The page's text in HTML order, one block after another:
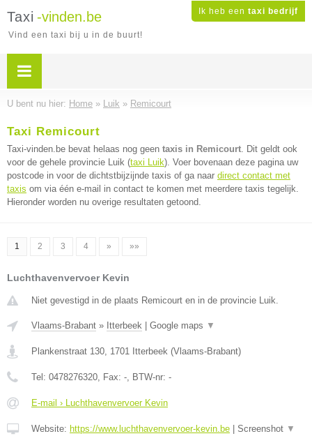
Ik heb een taxi bedrijf
Taxi -vinden.be
Vind een taxi bij u in de buurt!
U bent nu hier: Home » Luik » Remicourt
Taxi Remicourt
Taxi-vinden.be bevat helaas nog geen taxis in Remicourt. Dit geldt ook
voor de gehele provincie Luik (taxi Luik). Voer bovenaan deze pagina uw
postcode in voor de dichtstbijzijnde taxis of ga naar direct contact met
taxis om via één e-mail in contact te komen met meerdere taxis tegelijk.
Hieronder worden nu overige resultaten getoond.
1 2 3 4 » »»
Luchthavenvervoer Kevin
Niet gevestigd in de plaats Remicourt en in de provincie Luik.
Vlaams-Brabant » Itterbeek Google maps ▼
Plankenstraat 130, 1701 Itterbeek (Vlaams-Brabant)
Tel: 0478276320, Fax: -, BTW-nr: -
E-mail › Luchthavenvervoer Kevin
Website: https://www.luchthavenvervoer-kevin.be Screenshot ▼